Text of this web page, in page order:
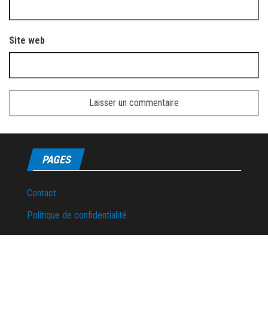
Site web
PAGES
Contact
Politique de confidentialité